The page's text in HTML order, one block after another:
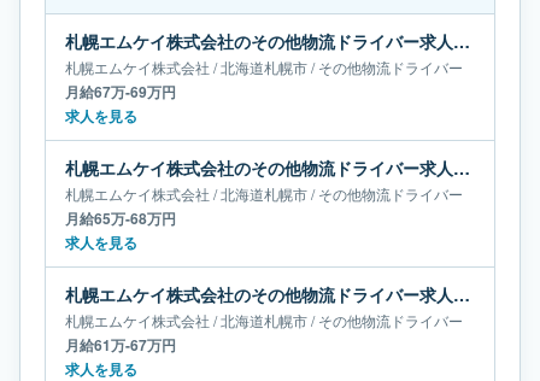
札幌エムケイ株式会社のその他物流ドライバー求人｜北海道札幌市｜月給67万-69万円
札幌エムケイ株式会社 /北海道札幌市/その他物流ドライバー
月給67万-69万円
求人を見る
札幌エムケイ株式会社のその他物流ドライバー求人｜北海道札幌市｜月給65万-68万円
札幌エムケイ株式会社 /北海道札幌市/その他物流ドライバー
月給65万-68万円
求人を見る
札幌エムケイ株式会社のその他物流ドライバー求人｜北海道札幌市｜月給61万-67万円
札幌エムケイ株式会社 /北海道札幌市/その他物流ドライバー
月給61万-67万円
求人を見る